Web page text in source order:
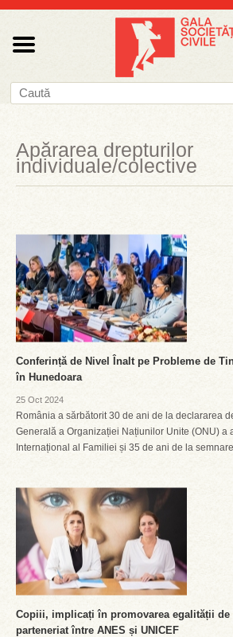
Apărarea drepturilor
individuale/colective
Conferință de Nivel Înalt pe Probleme de
în Hunedoara
25 Oct 2024
România a sărbătorit 30 de ani de la declararea
Generală a Organizației Națiunilor Unite (ONU) a
Internațional al Familiei și 35 de ani de la
Copiii, implicați în promovarea egalității de
parteneriat între ANES și UNICEF